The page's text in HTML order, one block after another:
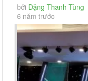
TẤU KHAI MẠC
bởi Đặng Thanh Tùng
6 năm trước